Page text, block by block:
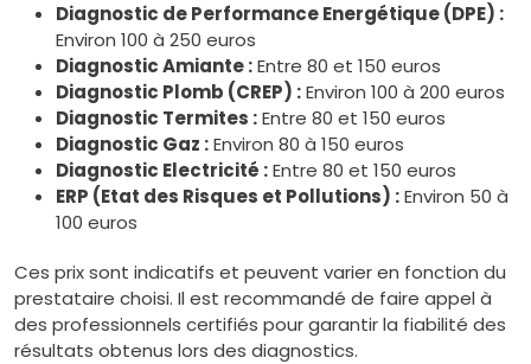
Diagnostic de Performance Energétique (DPE) :
Environ 100 à 250 euros
Diagnostic Amiante :Entre 80 et 150 euros
Diagnostic Plomb (CREP) :Environ 100 à 200 euros
Diagnostic Termites :Entre 80 et 150 euros
Diagnostic Gaz :Environ 80 à 150 euros
Diagnostic Electricité :Entre 80 et 150 euros
ERP (Etat des Risques et Pollutions) :Environ 50 à
100 euros
Ces prix sont indicatifs et peuvent varier en fonction du
prestataire choisi. Il est recommandé de faire appel à
des professionnels certifiés pour garantir la fiabilité des
résultats obtenus lors des diagnostics.